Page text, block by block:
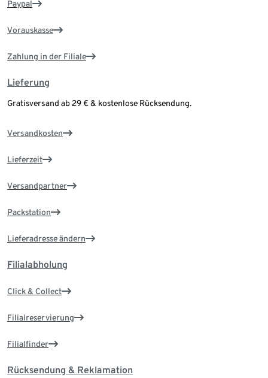
Paypal
Vorauskasse
Zahlung in der Filiale
Lieferung
Gratisversand ab 29 € & kostenlose Rücksendung.
Versandkosten
Lieferzeit
Versandpartner
Packstation
Lieferadresse ändern
Filialabholung
Click & Collect
Filialreservierung
Filialfinder
Rücksendung & Reklamation